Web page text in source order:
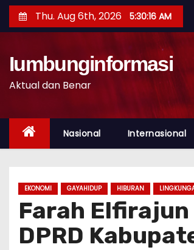
Thu. Aug 6th, 2026 5:30:17 AM
Iumbunginformasi
Aktual dan Benar
Nasional Internasional
EKONOMI GAYAHIDUP HIBURAN
Farah
DPRD